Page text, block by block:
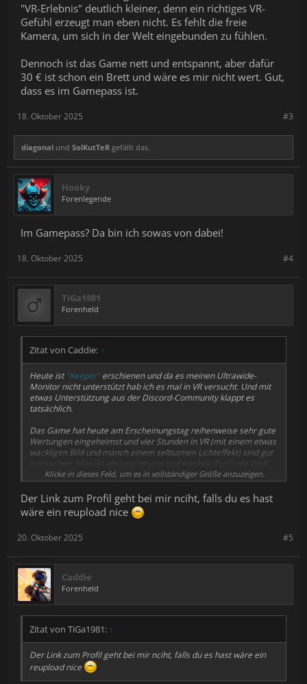
"VR-Erlebnis" deutlich kleiner, denn ein richtiges VR-
Gefühl erzeugt man eben nicht. Es fehlt die freie
Kamera, um sich in der Welt eingebunden zu fühlen.
Dennoch ist das Game nett und entspannt, aber dafür
30 € ist schon ein Brett und wäre es mir nicht wert. Gut,
dass es im Gamepass ist.
#3
18. Oktober 2025
diagonal und SolKutTeR gefällt das.
Hooky
Forenlegende
Im Gamepass? Da bin ich sowas von dabei!
#4
18. Oktober 2025
TiGa1981
Forenheld
Zitat von Caddie: ↑
Heute ist"Keeper"erschienen und da es meinen Ultrawide-
Monitor nicht unterstützt hab ich es mal in VR versucht. Und mit
etwas Unterstützung aus der Discord-Community klappt es
tatsächlich.
Das Game hat heute am Erscheinungstag reihenweise sehr gute
Wertungen eingeheimst und vier Stunden in VR (mit einem etwas
wackligen Bild und manch einem seltsamen Lichteffekt) sind gut
zu machen. Man ist ein Leuchtturm und wackelt durch die Welt
und muss kleine Rätsel lösen und erlebt dabei eine kleine Story.
Genau mein Ding.
Hier gibt es noch das passende UEVR-Profildazu.
.
Klicke in dieses Feld, um es in vollständiger Größe anzuzeigen.
Der Link zum Profil geht bei mir nciht, falls du es hast
wäre ein reupload nice
#5
20. Oktober 2025
Caddie
Forenheld
Zitat von TiGa1981: ↑
Der Link zum Profil geht bei mir nciht, falls du es hast wäre ein
reupload nice